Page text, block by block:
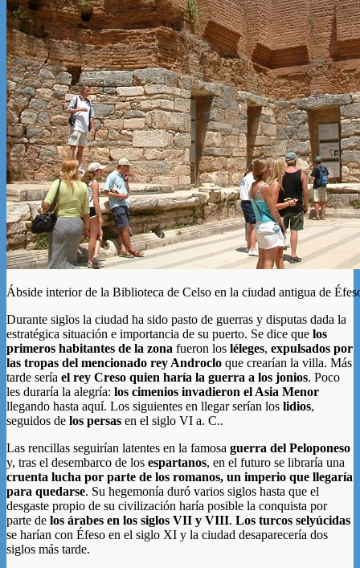
Ábside interior de la Biblioteca de Celso en la ciudad antigua de
Durante siglos la ciudad ha sido pasto de guerras y disputas dada la
estratégica situación e importancia de su puerto. Se dice que los
primeros habitantes de la zona fueron los léleges, expulsados por
las tropas del mencionado rey Androclo que crearían la villa. Más
tarde sería el rey Creso quien haría la guerra a los jonios. Poco
les duraría la alegría: los cimenios invadieron el Asia Menor
llegando hasta aquí. Los siguientes en llegar serían los lidios,
seguidos de los persas en el siglo VI a. C..
Las rencillas seguirían latentes en la famosa guerra del Peloponeso
y, tras el desembarco de los espartanos, en el futuro se libraría una
cruenta lucha por parte de los romanos, un imperio que llegaría
para quedarse. Su hegemonía duró varios siglos hasta que el
desgaste propio de su civilización haría posible la conquista por
parte de los árabes en los siglos VII y VIII. Los turcos selyúcidas
se harían con Éfeso en el siglo XI y la ciudad desaparecería dos
siglos más tarde.